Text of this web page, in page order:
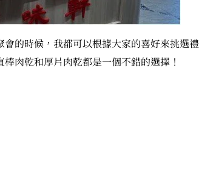
的時候，我都可以根據大家的喜好來挑選禮
肉乾和厚片肉乾都是一個不錯的選擇！